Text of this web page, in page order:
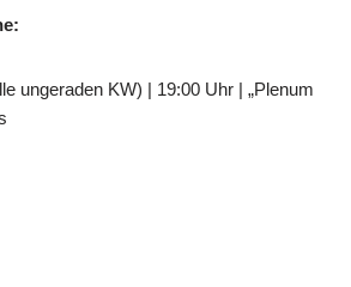
ungeraden KW) | 19:00 Uhr | „Plenum